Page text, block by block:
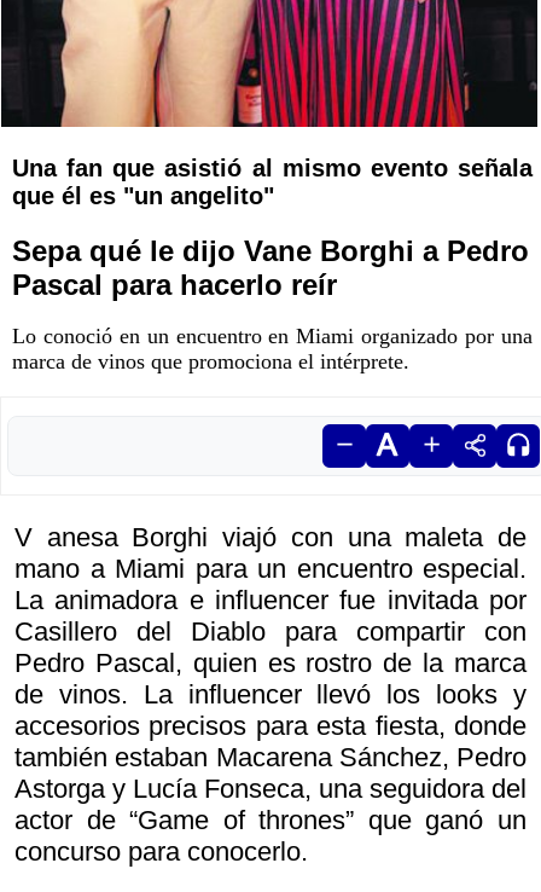
Una fan que asistió al mismo evento señala
que él es "un angelito"
Sepa qué le dijo Vane Borghi a Pedro
Pascal para hacerlo reír
Lo conoció en un encuentro en Miami organizado por una
marca de vinos que promociona el intérprete.
V anesa Borghi viajó con una maleta de
mano a Miami para un encuentro especial.
La animadora e influencer fue invitada por
Casillero del Diablo para compartir con
Pedro Pascal, quien es rostro de la marca
de vinos. La influencer llevó los looks y
accesorios precisos para esta fiesta, donde
también estaban Macarena Sánchez, Pedro
Astorga y Lucía Fonseca, una seguidora del
actor de “Game of thrones” que ganó un
concurso para conocerlo.